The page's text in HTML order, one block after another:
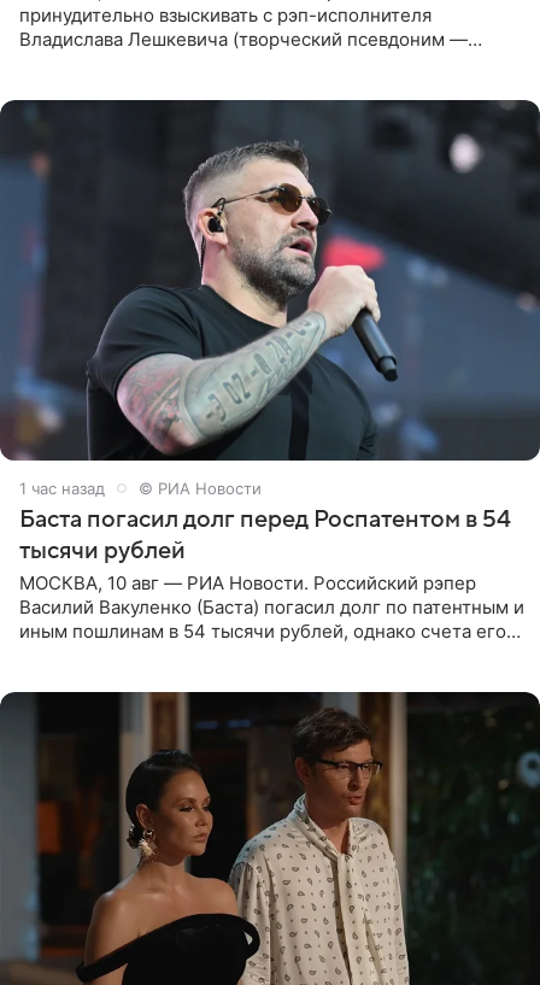
принудительно взыскивать с рэп-исполнителя
Владислава Лешкевича (творческий псевдоним —
1 час назад © РИА Новости
Баста погасил долг перед Роспатентом в 54
тысячи рублей
МОСКВА, 10 авг — РИА Новости. Российский рэпер
Василий Вакуленко (Баста) погасил долг по патентным и
иным пошлинам в 54 тысячи рублей, однако счета его